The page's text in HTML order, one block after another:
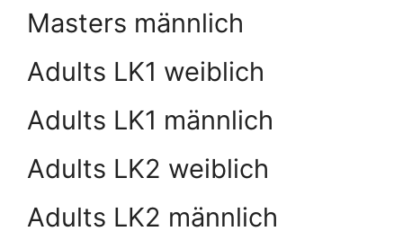
Masters männlich
Adults LK1 weiblich
Adults LK1 männlich
Adults LK2 weiblich
Adults LK2 männlich